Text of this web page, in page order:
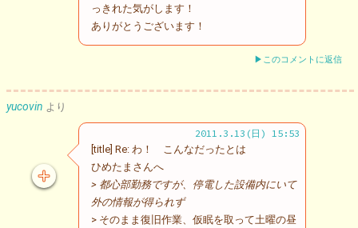
っきれた気がします！
ありがとうございます！
▶このコメントに返信
yucovin より
2011.3.13(日) 15:53
[title] Re: わ！ こんなだったとは
ひめたまさんへ
> 都心部勤務ですが、停電した設備内にいて
外の情報が得られず
> そのまま復旧作業、仮眠を取って土曜の昼